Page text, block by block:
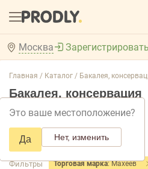
Москва
Это ваше местоположение?
Да Нет, изменить
Главная / Каталог / Бакалея,
Бакалея, консервация
Добавить фильтр товаров
по популярности по названию
Фильтры Торговая марка: Махеев